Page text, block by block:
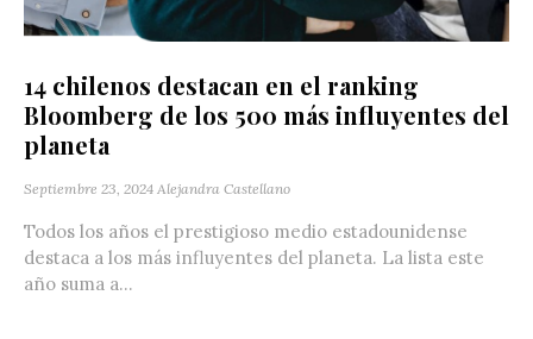
14 chilenos destacan en el ranking
Bloomberg de los 500 más influyentes del
planeta
Septiembre 23, 2024 Alejandra Castellano
Todos los años el prestigioso medio estadounidense
destaca a los más influyentes del planeta. La lista este
año suma a...